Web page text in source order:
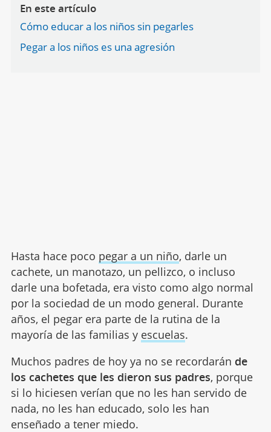
En este artículo
Cómo educar a los niños sin pegarles
Pegar a los niños es una agresión
Hasta hace poco pegar a un niño, darle un
cachete, un manotazo, un pellizco, o incluso
darle una bofetada, era visto como algo normal
por la sociedad de un modo general. Durante
años, el pegar era parte de la rutina de la
mayoría de las familias y escuelas.
Muchos padres de hoy ya no se recordarán de
los cachetes que les dieron sus padres, porque
si lo hiciesen verían que no les han servido de
nada, no les han educado, solo les han
enseñado a tener miedo.